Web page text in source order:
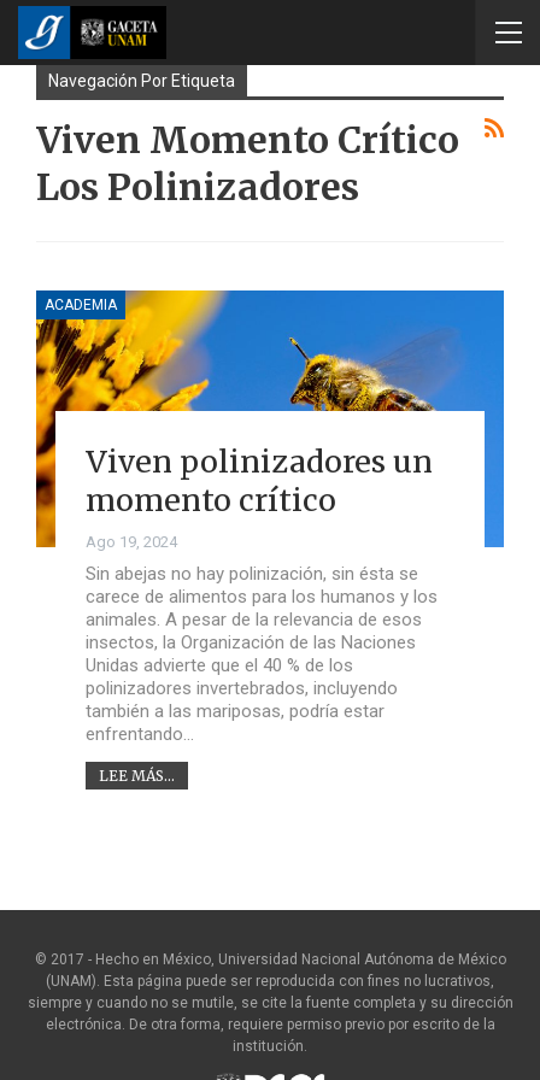
Navegación Por Etiqueta
Viven Momento Crítico
Los Polinizadores
ACADEMIA
Viven polinizadores un
momento crítico
Ago 19, 2024
Sin abejas no hay polinización, sin ésta se
carece de alimentos para los humanos y los
animales. A pesar de la relevancia de esos
insectos, la Organización de las Naciones
Unidas advierte que el 40 % de los
polinizadores invertebrados, incluyendo
también a las mariposas, podría estar
enfrentando…
LEE MÁS...
© 2017 - Hecho en México, Universidad Nacional Autónoma de México
(UNAM). Esta página puede ser reproducida con fines no lucrativos,
siempre y cuando no se mutile, se cite la fuente completa y su dirección
electrónica. De otra forma, requiere permiso previo por escrito de la
institución.